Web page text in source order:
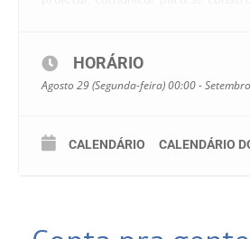
na qual as crianças, os professores
estejam bem, é o nosso objetivo.”
Fernanda Costa
HORÁRIO
Agosto 29 (Segunda-feira) 00:00 -
CALENDÁRIO CALENDÁRIO